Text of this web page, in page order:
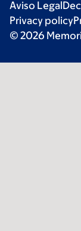
Aviso Legal
Privacy policy
© 2026